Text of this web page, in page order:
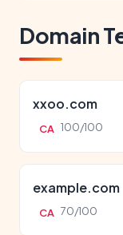
Domain
xxoo.com
CA 100/100
example.com
CA 70/100